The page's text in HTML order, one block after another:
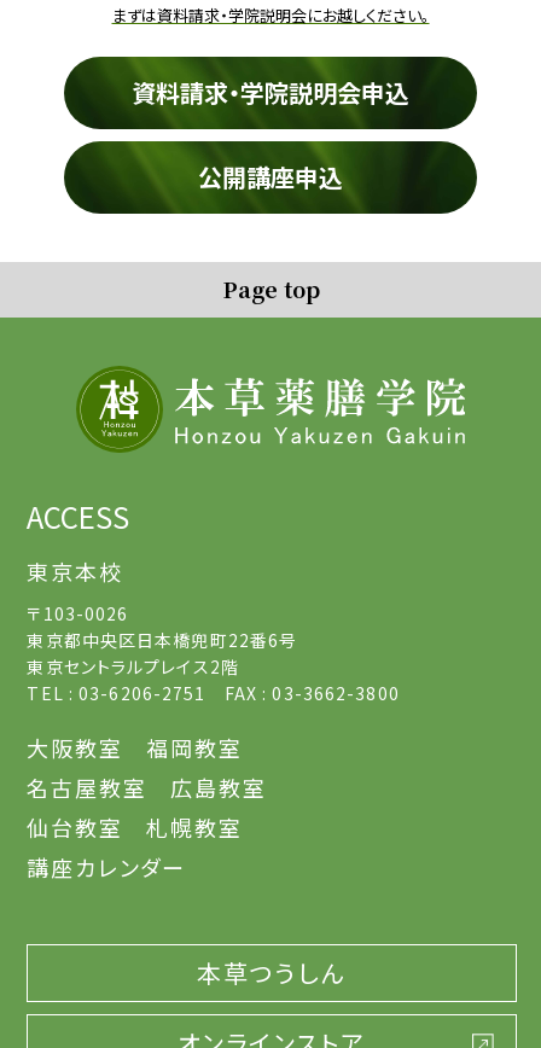
まずは資料請求・学院説明会にお越しください。
資料請求・学院説明会申込
公開講座申込
Page top
ACCESS
東京本校
〒103-0026
東京都中央区日本橋兜町22番6号
東京セントラルプレイス2階
TEL : 03-6206-2751 FAX : 03-3662-3800
大阪教室
福岡教室
名古屋教室
広島教室
仙台教室
札幌教室
講座カレンダー
本草つうしん